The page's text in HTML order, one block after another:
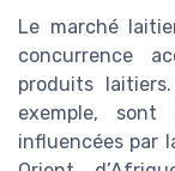
Le marché
concurrence
produits
exemple,
influencées par